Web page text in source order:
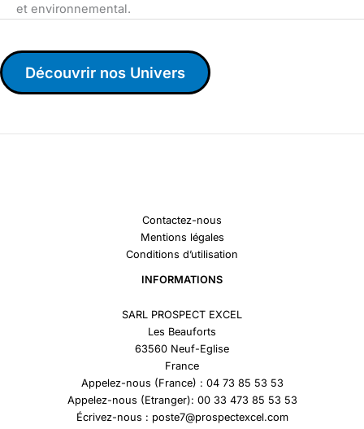
et environnemental.
Découvrir nos Univers
Contactez-nous
Mentions légales
Conditions d’utilisation
INFORMATIONS
SARL PROSPECT EXCEL
Les Beauforts
63560 Neuf-Eglise
France
Appelez-nous (France) : 04 73 85 53 53
Appelez-nous (Etranger): 00 33 473 85 53 53
Écrivez-nous : poste7@prospectexcel.com